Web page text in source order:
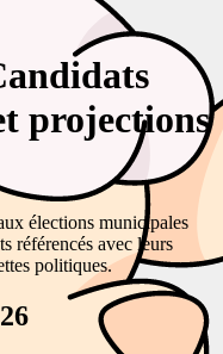
projections
élections municipales
référencés avec leurs
politiques.